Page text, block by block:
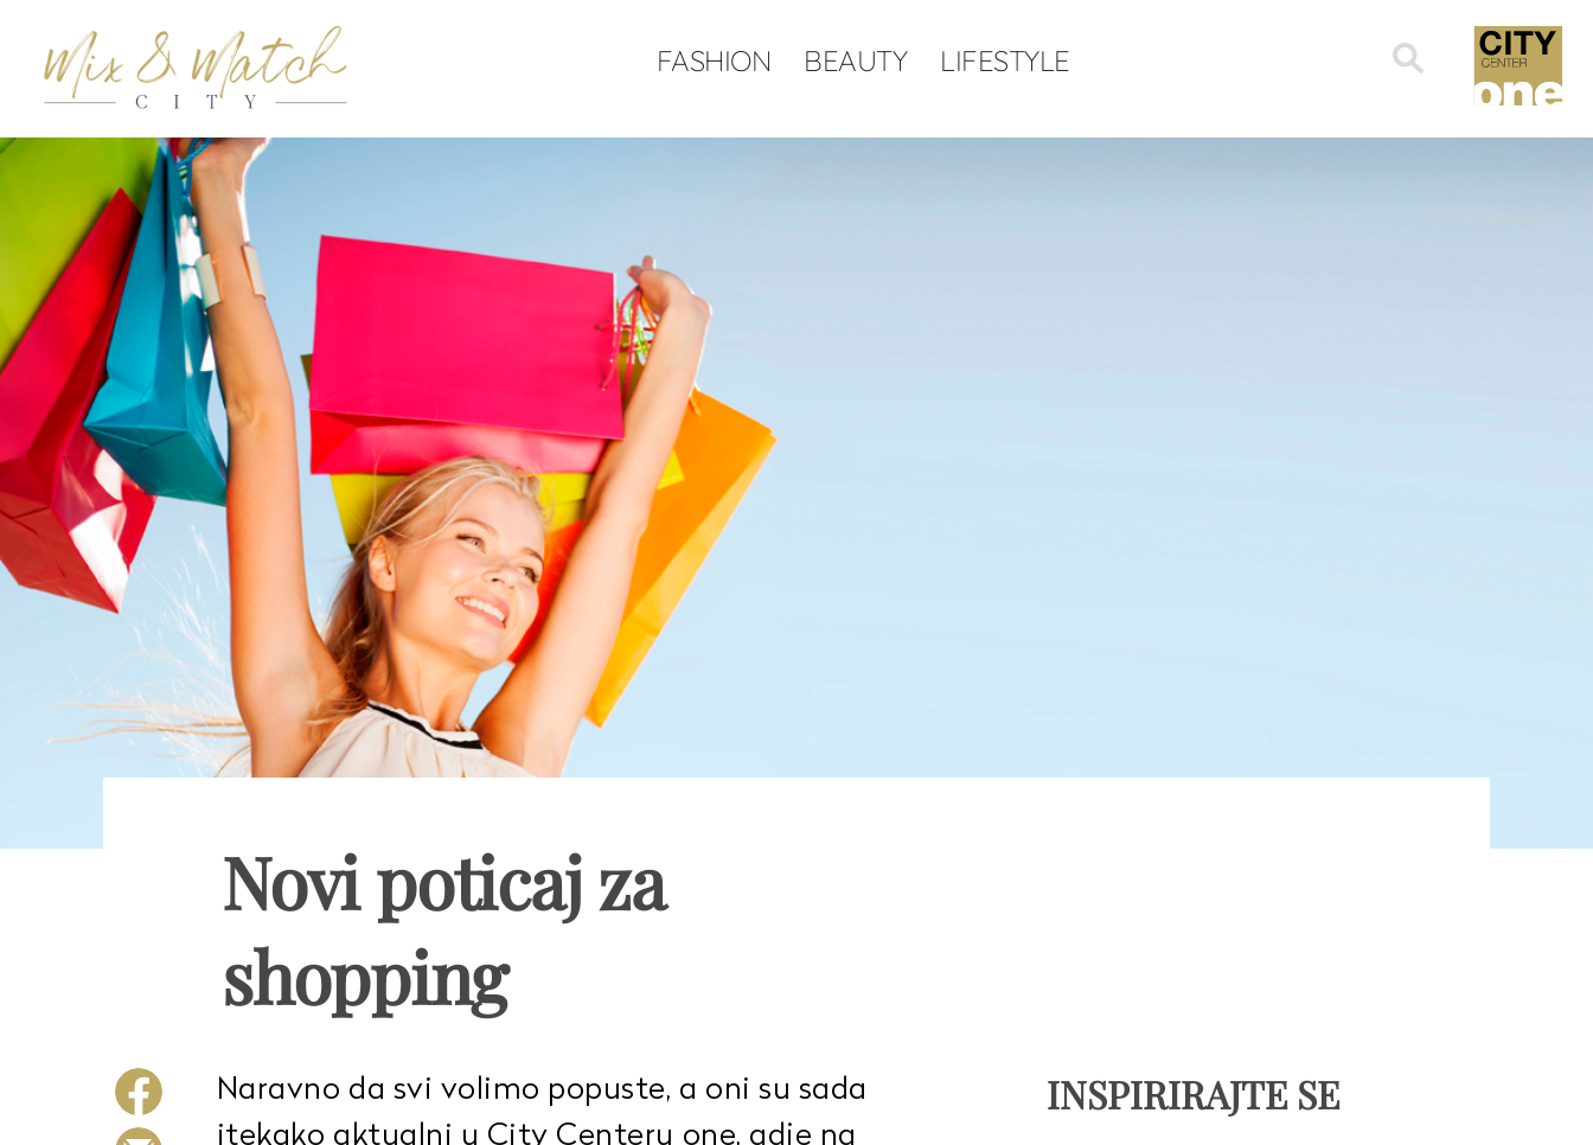
Search
for:
FASHION BEAUTY LIFESTYLE
Novi poticaj za
shopping
Naravno da svi volimo popuste, a oni su sada
itekako aktualni u City Centeru one, gdje na
INSPIRIRAJTE SE